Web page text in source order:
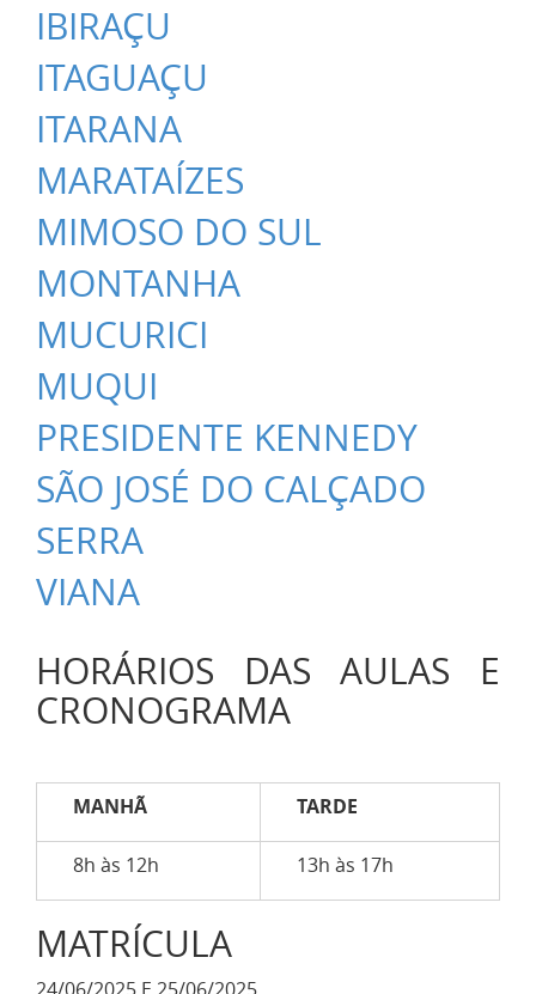
IBIRAÇU
ITAGUAÇU
ITARANA
MARATAÍZES
MIMOSO DO SUL
MONTANHA
MUCURICI
MUQUI
PRESIDENTE KENNEDY
SÃO JOSÉ DO CALÇADO
SERRA
VIANA
HORÁRIOS DAS AULAS E
CRONOGRAMA
MANHÃ TARDE
8h às 12h 13h às 17h
MATRÍCULA
24/06/2025 E 25/06/2025